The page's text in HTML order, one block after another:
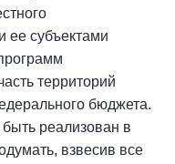
ее субъектами
территорий
бюджета.
реализован в
взвесив все